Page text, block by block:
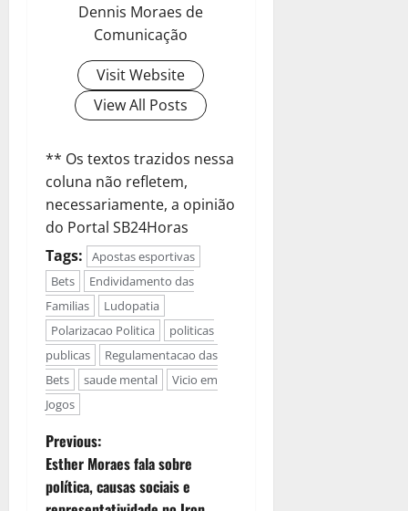
Dennis Moraes de
Comunicação
Visit Website
View All Posts
** Os textos trazidos nessa
coluna não refletem,
necessariamente, a opinião
do Portal SB24Horas
Tags:
Apostas esportivas
Bets
Endividamento das
Familias
Ludopatia
Polarizacao Politica
politicas
publicas
Regulamentacao das
Bets
saude mental
Vicio em
Jogos
Previous:
Esther Moraes fala sobre
política, causas sociais e